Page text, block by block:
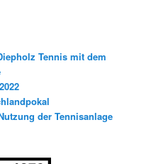
Tennis mit dem
der Tennisanlage